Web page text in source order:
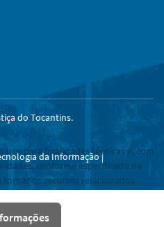
do Tocantins.
da Informação |
para finalidades técnicas e, com
conforme especificado na
os recursos relacionados